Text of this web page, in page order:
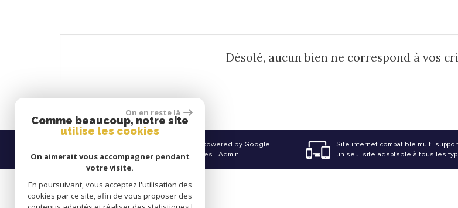
Désolé, aucun bien ne correspond à vos
© 2026 | Tous droits réservés | Traduction powered by Google
-Plan du site-Mentions légales-Partenaires - Admin
Site internet compatible multi-
un seul site adaptable à tous les
On en reste là
Comme beaucoup, notre site
utilise les cookies
On aimerait vous accompagner pendant
votre visite.
En poursuivant, vous acceptez l'utilisation des
cookies par ce site, afin de vous proposer des